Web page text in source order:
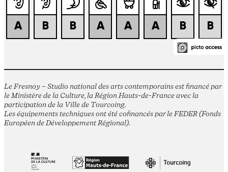
Le Fresnoy – Studio national des arts contemporains est financé par
le Ministère de la Culture, la Région Hauts-de-France avec la
participation de la Ville de Tourcoing.
Les équipements techniques ont été cofinancés par le FEDER (Fonds
Européen de Développement Régional).